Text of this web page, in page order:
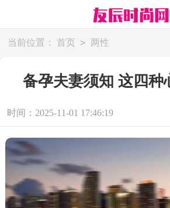
当前位置： 首页 > 两性
备孕夫妻须知 这四种
时间：2025-11-01 17:46:19